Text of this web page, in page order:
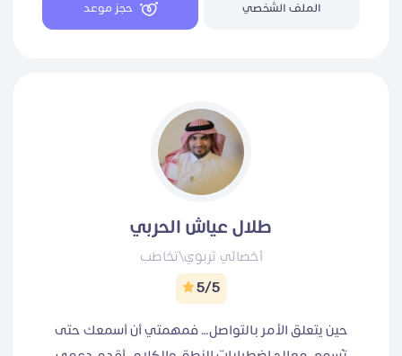
العملاء العائدين aaa88الملف الشخصي حجز موعد
طلال عياش الحربي
أخصائي تربوي\تخاطب
5/5
حين يتعلق الأمر بالتواصل… فمهمتي أن أسمعك حتى